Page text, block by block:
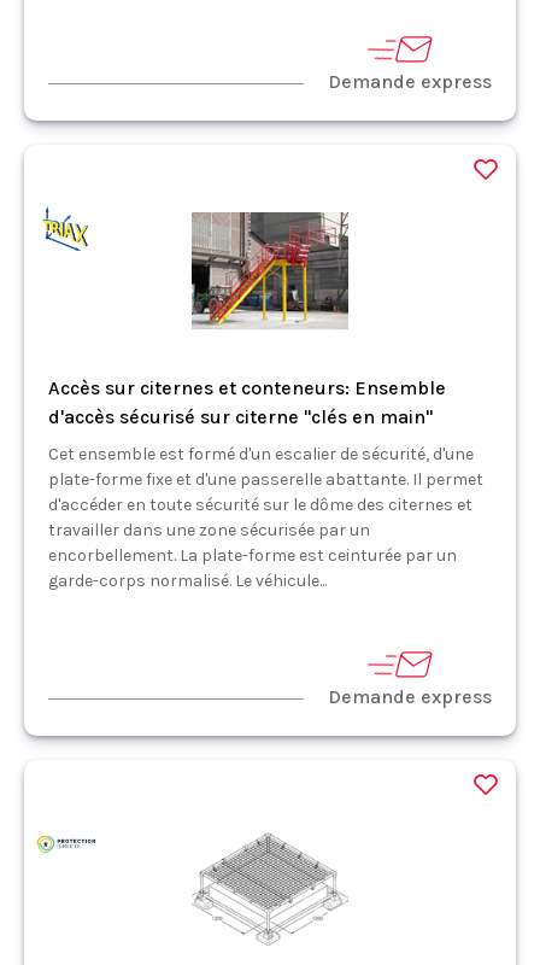
Demande express
Accès sur citernes et conteneurs: Ensemble
d'accès sécurisé sur citerne "clés en main"
Cet ensemble est formé d'un escalier de sécurité, d'une
plate-forme fixe et d'une passerelle abattante. Il permet
d'accéder en toute sécurité sur le dôme des citernes et
travailler dans une zone sécurisée par un
encorbellement. La plate-forme est ceinturée par un
garde-corps normalisé. Le véhicule...
Demande express